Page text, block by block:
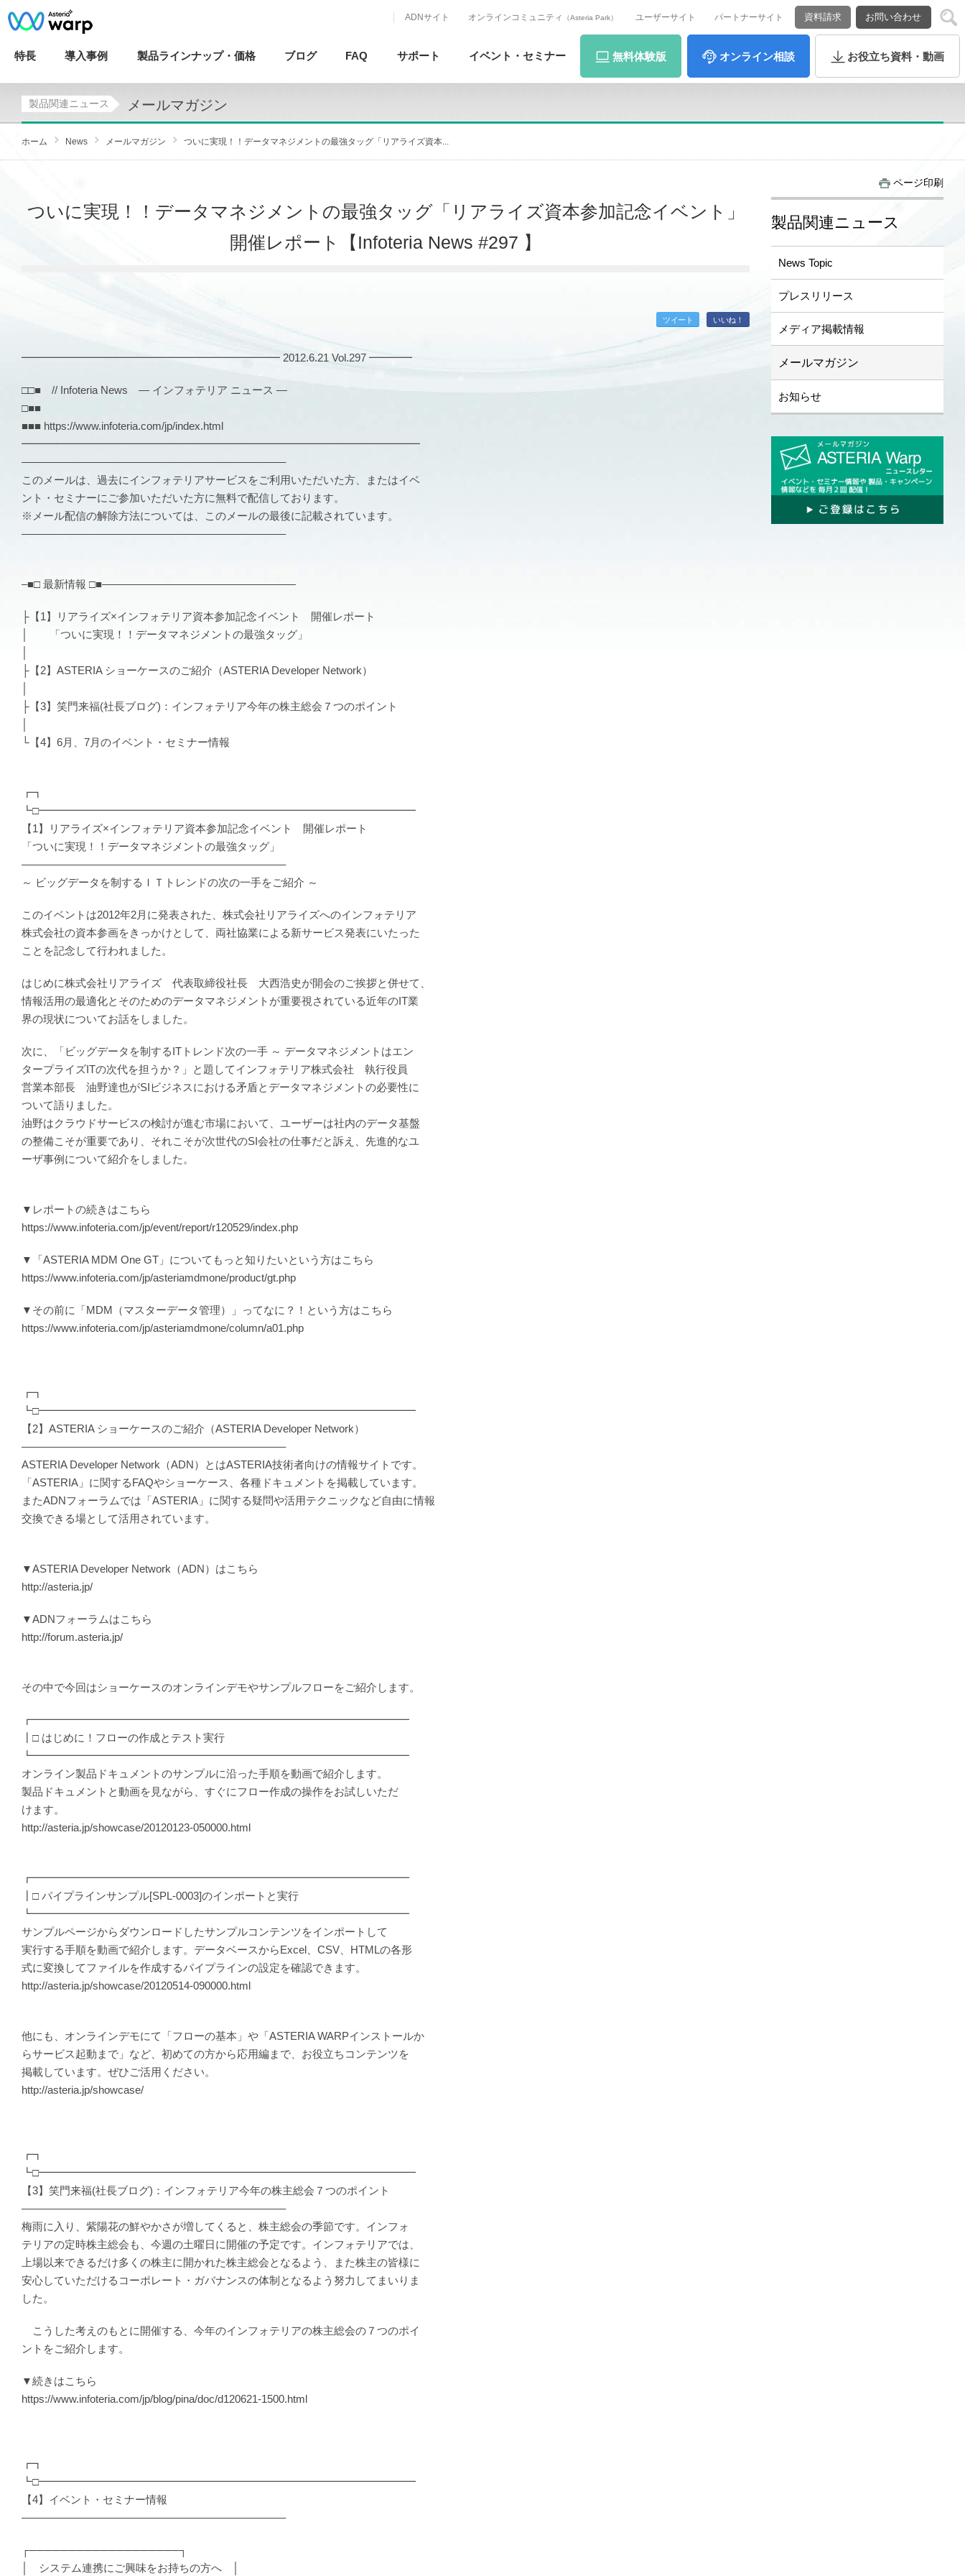
ADNサイト オンラインコミュニティ （Asteria Park） ユーザーサイト パートナーサイト 資料請求 お問い合わせ
特長 導入事例 製品ラインナップ・ 価格 ブログ FAQ サポート イベント・ セミナー 無料体験版 オンライン相談 お役立ち資料・動画
製品関連ニュース メールマガジン
ホーム News メールマガジン ついに実現！！データマネジメントの最強タッグ「リアライズ資本...
ついに実現！！データマネジメントの最強タッグ「リアライズ資本参加記念イベント」
開催レポート【Infoteria News #297 】
ツイート いいね！
━━━━━━━━━━━━━━━━━━━━━━━━ 2012.6.21 Vol.297 ━━━━
□□■ // Infoteria News — インフォテリア ニュース —
□■■
■■■ https://www.infoteria.com/jp/index.html
━━━━━━━━━━━━━━━━━━━━━━━━━━━━━━━━━━━━━
————————————————————————–
このメールは、過去にインフォテリアサービスをご利用いただいた方、またはイベ
ント・セミナーにご参加いただいた方に無料で配信しております。
※メール配信の解除方法については、このメールの最後に記載されています。
————————————————————————–
–■□ 最新情報 □■——————————————————
├【1】リアライズ×インフォテリア資本参加記念イベント 開催レポート
│ 「ついに実現！！データマネジメントの最強タッグ」
├【2】ASTERIA ショーケースのご紹介（ASTERIA Developer Network）
├【3】笑門来福(社長ブログ)：インフォテリア今年の株主総会７つのポイント
└【4】6月、7月のイベント・セミナー情報
┏┓
┗□━━━━━━━━━━━━━━━━━━━━━━━━━━━━━━━━━━━
【1】リアライズ×インフォテリア資本参加記念イベント 開催レポート
「ついに実現！！データマネジメントの最強タッグ」
————————————————————————–
～ ビッグデータを制するＩＴトレンドの次の一手をご紹介 ～
このイベントは2012年2月に発表された、株式会社リアライズへのインフォテリア
株式会社の資本参画をきっかけとして、両社協業による新サービス発表にいたった
ことを記念して行われました。
はじめに株式会社リアライズ 代表取締役社長 大西浩史が開会のご挨拶と併せて、
情報活用の最適化とそのためのデータマネジメントが重要視されている近年のIT業
界の現状についてお話をしました。
次に、「ビッグデータを制するITトレンド次の一手 ～ データマネジメントはエン
タープライズITの次代を担うか？」と題してインフォテリア株式会社 執行役員
営業本部長 油野達也がSIビジネスにおける矛盾とデータマネジメントの必要性に
ついて語りました。
油野はクラウドサービスの検討が進む市場において、ユーザーは社内のデータ基盤
の整備こそが重要であり、それこそが次世代のSI会社の仕事だと訴え、先進的なユ
ーザ事例について紹介をしました。
▼レポートの続きはこちら
https://www.infoteria.com/jp/event/report/r120529/index.php
▼「ASTERIA MDM One GT」についてもっと知りたいという方はこちら
https://www.infoteria.com/jp/asteriamdmone/product/gt.php
▼その前に「MDM（マスターデータ管理）」ってなに？！という方はこちら
https://www.infoteria.com/jp/asteriamdmone/column/a01.php
┏┓
┗□━━━━━━━━━━━━━━━━━━━━━━━━━━━━━━━━━━━
【2】ASTERIA ショーケースのご紹介（ASTERIA Developer Network）
————————————————————————–
ASTERIA Developer Network（ADN）とはASTERIA技術者向けの情報サイトです。
「ASTERIA」に関するFAQやショーケース、各種ドキュメントを掲載しています。
またADNフォーラムでは「ASTERIA」に関する疑問や活用テクニックなど自由に情報
交換できる場として活用されています。
▼ASTERIA Developer Network（ADN）はこちら
http://asteria.jp/
▼ADNフォーラムはこちら
http://forum.asteria.jp/
その中で今回はショーケースのオンラインデモやサンプルフローをご紹介します。
┏━━━━━━━━━━━━━━━━━━━━━━━━━━━━━━━━━━━
┃□ はじめに！フローの作成とテスト実行
┗━━━━━━━━━━━━━━━━━━━━━━━━━━━━━━━━━━━
オンライン製品ドキュメントのサンプルに沿った手順を動画で紹介します。
製品ドキュメントと動画を見ながら、すぐにフロー作成の操作をお試しいただ
けます。
http://asteria.jp/showcase/20120123-050000.html
┏━━━━━━━━━━━━━━━━━━━━━━━━━━━━━━━━━━━
┃□ パイプラインサンプル[SPL-0003]のインポートと実行
┗━━━━━━━━━━━━━━━━━━━━━━━━━━━━━━━━━━━
サンプルページからダウンロードしたサンプルコンテンツをインポートして
実行する手順を動画で紹介します。データベースからExcel、CSV、HTMLの各形
式に変換してファイルを作成するパイプラインの設定を確認できます。
http://asteria.jp/showcase/20120514-090000.html
他にも、オンラインデモにて「フローの基本」や「ASTERIA WARPインストールか
らサービス起動まで」など、初めての方から応用編まで、お役立ちコンテンツを
掲載しています。ぜひご活用ください。
http://asteria.jp/showcase/
┏┓
┗□━━━━━━━━━━━━━━━━━━━━━━━━━━━━━━━━━━━
【3】笑門来福(社長ブログ)：インフォテリア今年の株主総会７つのポイント
————————————————————————–
梅雨に入り、紫陽花の鮮やかさが増してくると、株主総会の季節です。インフォ
テリアの定時株主総会も、今週の土曜日に開催の予定です。インフォテリアでは、
上場以来できるだけ多くの株主に開かれた株主総会となるよう、また株主の皆様に
安心していただけるコーポレート・ガバナンスの体制となるよう努力してまいりま
した。
こうした考えのもとに開催する、今年のインフォテリアの株主総会の７つのポイ
ントをご紹介します。
▼続きはこちら
https://www.infoteria.com/jp/blog/pina/doc/d120621-1500.html
┏┓
┗□━━━━━━━━━━━━━━━━━━━━━━━━━━━━━━━━━━━
【4】イベント・セミナー情報
————————————————————————–
┌───────────────────┐
│ システム連携にご興味をお持ちの方へ │
ページ印刷
製品関連ニュース
News Topic
プレスリリース
メディア掲載情報
メールマガジン
お知らせ